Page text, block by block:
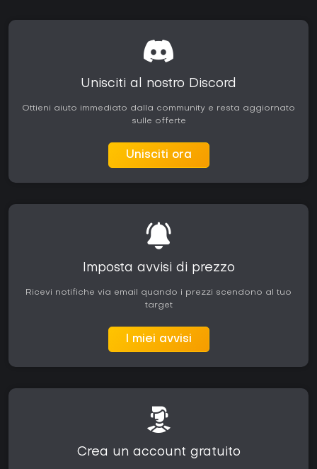
Unisciti al nostro Discord
Ottieni aiuto immediato dalla community e resta aggiornato
sulle offerte
Unisciti ora
Imposta avvisi di prezzo
Ricevi notifiche via email quando i prezzi scendono al tuo
target
I miei avvisi
Crea un account gratuito